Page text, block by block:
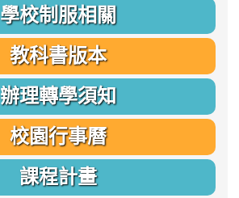
學校制服相關
教科書版本
辦理轉學須知
校園行事曆
課程計畫